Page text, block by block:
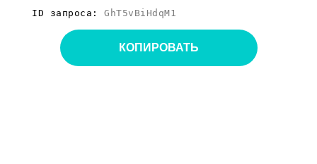
ID запроса: GhT5vBiHdqM1
КОПИРОВАТЬ